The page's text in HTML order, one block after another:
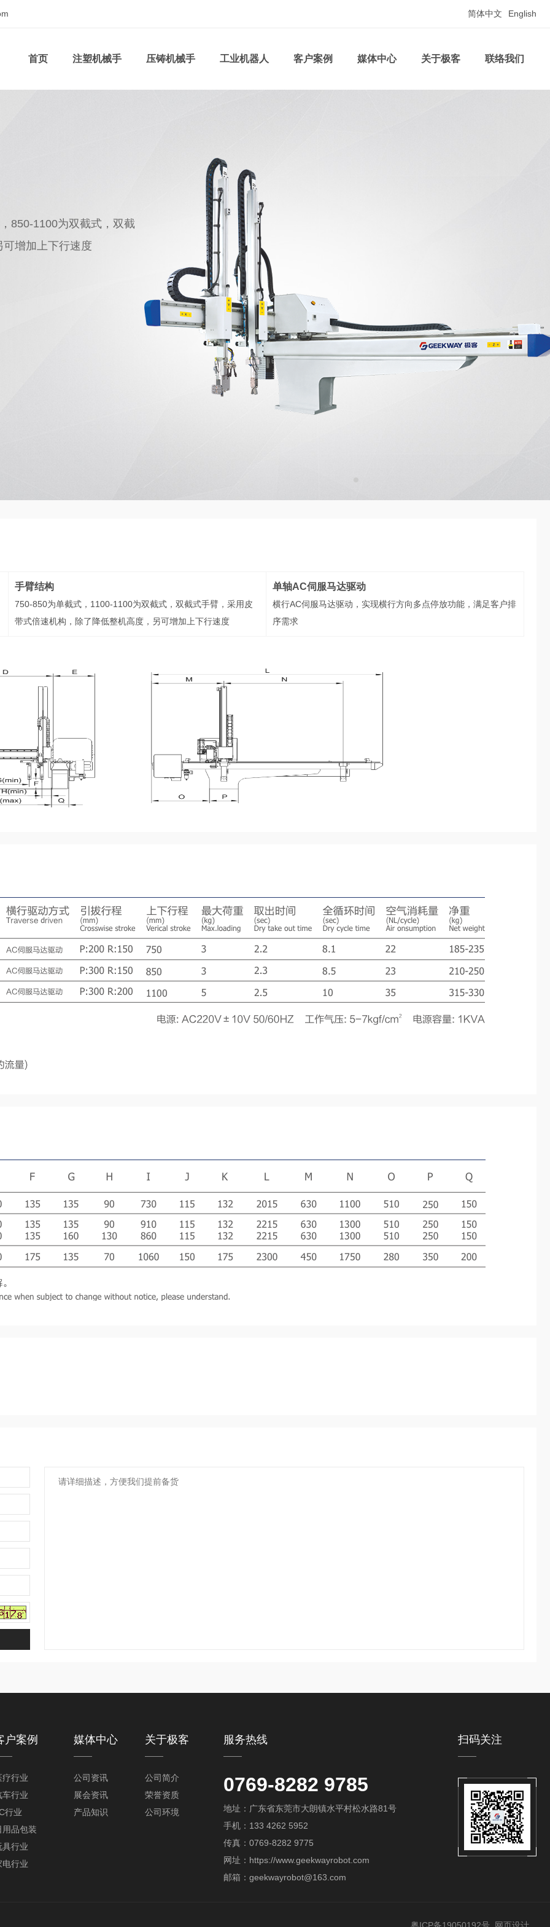
简体中文 English
首页 注塑机械手 压铸机械手 工业机器人 客户案例 媒体中心 关于极客 联络我们
850-1100为双截式，双截
增加上下行速度
手臂结构
750-850为单截式，1100-1100为双截式，双截式手臂，采用皮
带式倍速机构，除了降低整机高度，另可增加上下行速度
单轴AC伺服马达驱动
横行AC伺服马达驱动，实现横行方向多点停放功能，满足客户排
序需求
户案例
疗行业
车行业
行业
用品包装
具行业
电行业
媒体中心
公司资讯
展会资讯
产品知识
关于极客
公司简介
荣誉资质
公司环境
服务热线
0769-8282 9785
地址：广东省东莞市大朗镇水平村松水路81号
手机：133 4262 5952
传真：0769-8282 9775
网址：https://www.geekwayrobot.com
邮箱：geekwayrobot@163.com
扫码关注